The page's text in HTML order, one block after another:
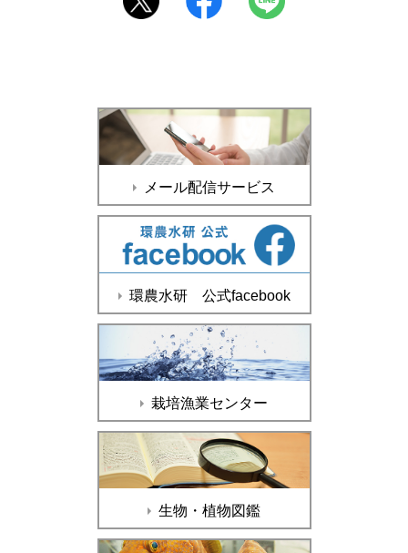
メール配信サービス
環農水研 公式facebook
栽培漁業センター
生物・植物図鑑